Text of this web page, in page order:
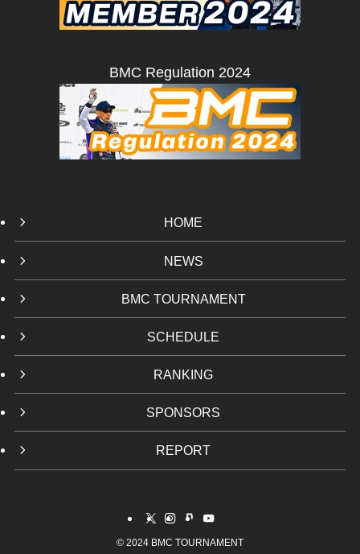
BMC Regulation 2024
HOME
NEWS
BMC TOURNAMENT
SCHEDULE
RANKING
SPONSORS
REPORT
© 2024 BMC TOURNAMENT